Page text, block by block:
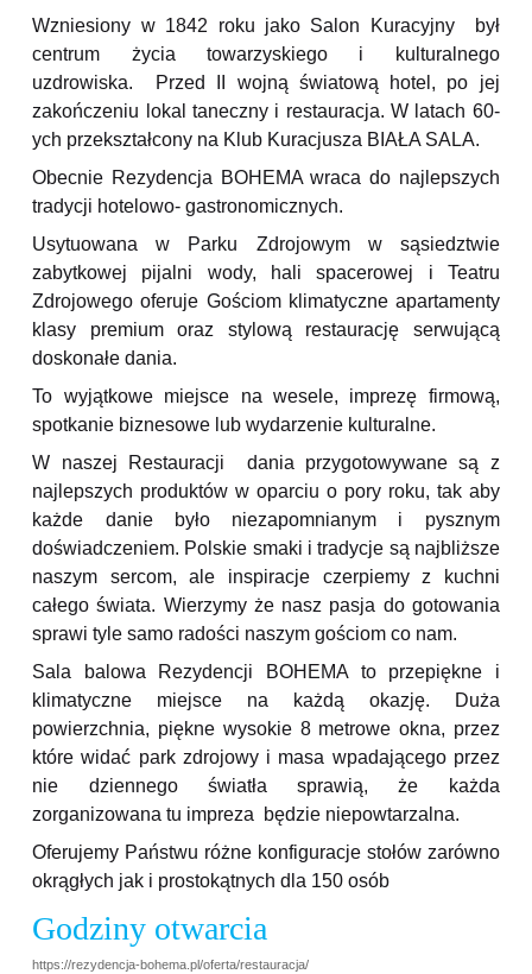
Wzniesiony w 1842 roku jako Salon Kuracyjny był
centrum życia towarzyskiego i kulturalnego
uzdrowiska. Przed II wojną światową hotel, po jej
zakończeniu lokal taneczny i restauracja. W latach 60-
ych przekształcony na Klub Kuracjusza BIAŁA SALA.
Obecnie Rezydencja BOHEMA wraca do najlepszych
tradycji hotelowo- gastronomicznych.
Usytuowana w Parku Zdrojowym w sąsiedztwie
zabytkowej pijalni wody, hali spacerowej i Teatru
Zdrojowego oferuje Gościom klimatyczne apartamenty
klasy premium oraz stylową restaurację serwującą
doskonałe dania.
To wyjątkowe miejsce na wesele, imprezę firmową,
spotkanie biznesowe lub wydarzenie kulturalne.
W naszej Restauracji dania przygotowywane są z
najlepszych produktów w oparciu o pory roku, tak aby
każde danie było niezapomnianym i pysznym
doświadczeniem. Polskie smaki i tradycje są najbliższe
naszym sercom, ale inspiracje czerpiemy z kuchni
całego świata. Wierzymy że nasz pasja do gotowania
sprawi tyle samo radości naszym gościom co nam.
Sala balowa Rezydencji BOHEMA to przepiękne i
klimatyczne miejsce na każdą okazję. Duża
powierzchnia, piękne wysokie 8 metrowe okna, przez
które widać park zdrojowy i masa wpadającego przez
nie dziennego światła sprawią, że każda
zorganizowana tu impreza będzie niepowtarzalna.
Oferujemy Państwu różne konfiguracje stołów zarówno
okrągłych jak i prostokątnych dla 150 osób
Godziny otwarcia
https://rezydencja-bohema.pl/oferta/restauracja/